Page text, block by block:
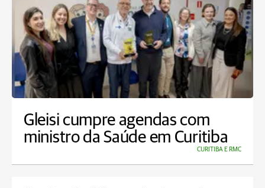
Gleisi cumpre agendas com
ministro da Saúde em Curitiba
CURITIBA E RMC